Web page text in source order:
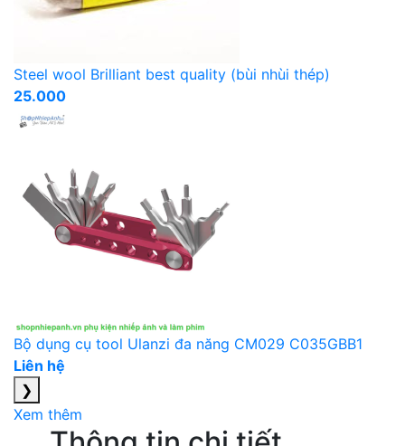
Steel wool Brilliant best quality (bùi nhùi thép)
25.000
Bộ dụng cụ tool Ulanzi đa năng CM029 C035GBB1
Liên hệ
❯
Xem thêm